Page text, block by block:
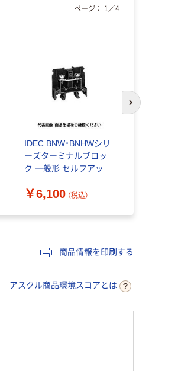
IDEC BNW・BNHWシリ
ーズターミナルブロッ
ク 一般形 セルフアップ
ト(100個)（直送品）
￥6,100 （税込）
ページ： 1 ／4
次のスライド
商品情報を印刷する
アスクル商品環境スコアとは